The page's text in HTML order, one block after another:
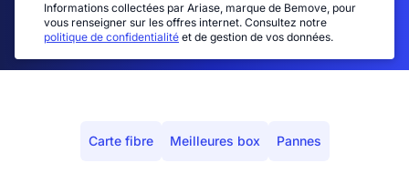
Informations collectées par Ariase, marque de Bemove, pour
vous renseigner sur les offres internet. Consultez notre
politique de confidentialité et de gestion de vos données.
Carte fibre Meilleures box Pannes